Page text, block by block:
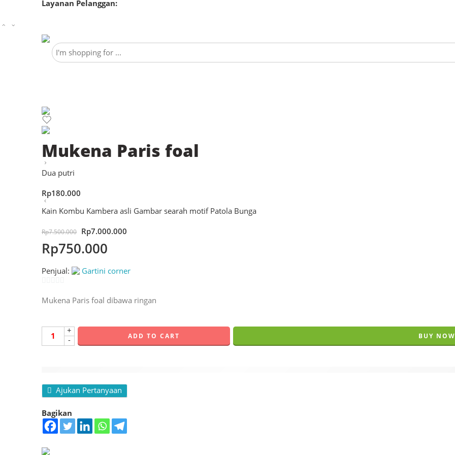
Layanan Pelanggan:
Mukena Paris foal
Dua putri
Rp180.000
Kain Kombu Kambera asli Gambar searah motif Patola Bunga
Rp7.500.000 Rp7.000.000
Rp750.000
Penjual: Gartini corner
out
5
Mukena Paris foal dibawa ringan
+
-
ADD TO CART BUY NOW
Ajukan Pertanyaan
Bagikan